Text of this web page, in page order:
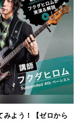
みよう！【ゼロから